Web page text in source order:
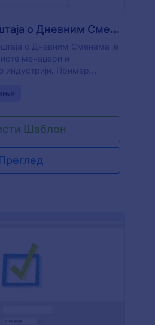
Образац Извештаја о Дневним Сменама
о Дневним Сменама је
менаџери и
индустрији. Пример
са пртљагом на
да укључи инциденте,
и изгубљене ствари.
као шаблон извештаја о
прегледати и поделити
менаџерима на
Шаблон
Преглед